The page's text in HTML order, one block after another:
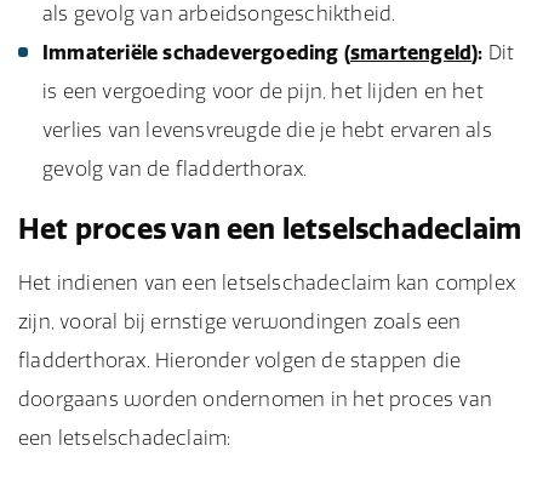
als gevolg van arbeidsongeschiktheid.
Immateriële schadevergoeding (smartengeld): Dit
is een vergoeding voor de pijn, het lijden en het
verlies van levensvreugde die je hebt ervaren als
gevolg van de fladderthorax.
Het proces van een letselschadeclaim
Het indienen van een letselschadeclaim kan complex
zijn, vooral bij ernstige verwondingen zoals een
fladderthorax. Hieronder volgen de stappen die
doorgaans worden ondernomen in het proces van
een letselschadeclaim: